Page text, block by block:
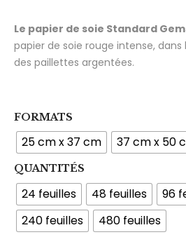
Le papier de soie Standard
papier de soie rouge intense,
des paillettes argentées.
FORMATS
25 cm x 37 cm 37 cm x 50
QUANTITÉS
24 feuilles 48 feuilles
96
240 feuilles
480 feuilles